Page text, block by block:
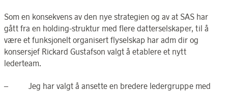
Som en konsekvens av den nye strategien og av at SAS har
gått fra en holding-struktur med flere datterselskaper, til å
være et funksjonelt organisert flyselskap har adm dir og
konsersjef Rickard Gustafson valgt å etablere et nytt
lederteam.
– Jeg har valgt å ansette en bredere ledergruppe med